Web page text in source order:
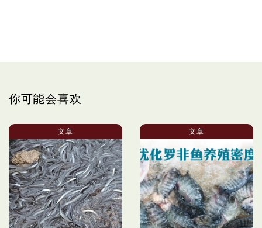
你可能会喜欢
文章 文章